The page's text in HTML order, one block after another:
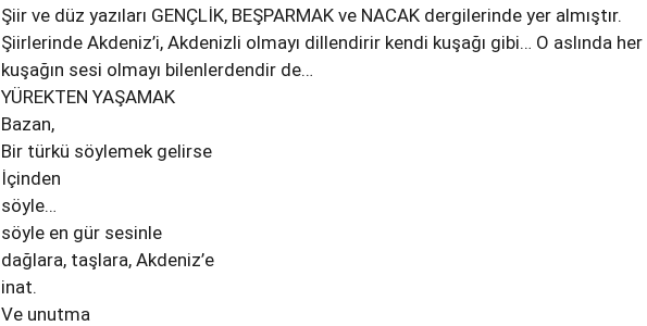
Şiir ve düz yazıları GENÇLİK, BEŞPARMAK ve NACAK dergilerinde yer almıştır.
Şiirlerinde Akdeniz’i, Akdenizli olmayı dillendirir kendi kuşağı gibi… O aslında her
kuşağın sesi olmayı bilenlerdendir de…
YÜREKTEN YAŞAMAK
Bazan,
Bir türkü söylemek gelirse
İçinden
söyle…
söyle en gür sesinle
dağlara, taşlara, Akdeniz’e
inat.
Ve unutma